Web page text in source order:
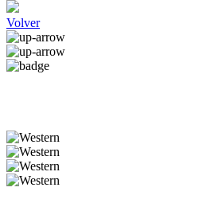
Volver